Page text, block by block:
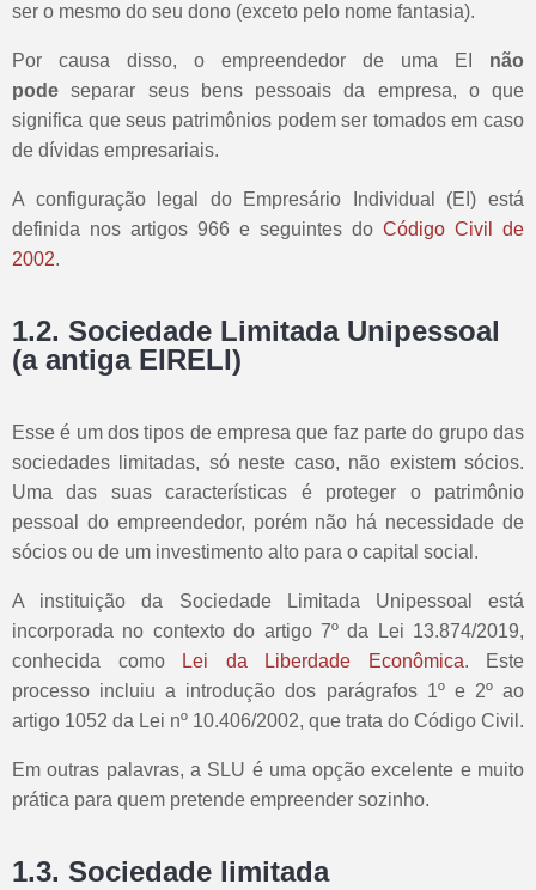
ser o mesmo do seu dono (exceto pelo nome fantasia).
Por causa disso, o empreendedor de uma EI não
pode separar seus bens pessoais da empresa, o que
significa que seus patrimônios podem ser tomados em caso
de dívidas empresariais.
A configuração legal do Empresário Individual (EI) está
definida nos artigos 966 e seguintes do Código Civil de
2002.
1.2. Sociedade Limitada Unipessoal
(a antiga EIRELI)
Esse é um dos tipos de empresa que faz parte do grupo das
sociedades limitadas, só neste caso, não existem sócios.
Uma das suas características é proteger o patrimônio
pessoal do empreendedor, porém não há necessidade de
sócios ou de um investimento alto para o capital social.
A instituição da Sociedade Limitada Unipessoal está
incorporada no contexto do artigo 7º da Lei 13.874/2019,
conhecida como
Lei da Liberdade Econômica. Este
processo incluiu a introdução dos parágrafos 1º e 2º ao
artigo 1052 da Lei nº 10.406/2002, que trata do Código Civil.
Em outras palavras, a SLU é uma opção excelente e muito
prática para quem pretende empreender sozinho.
1.3. Sociedade limitada